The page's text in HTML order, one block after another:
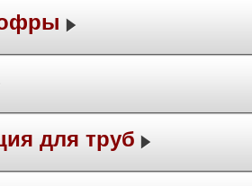
для труб